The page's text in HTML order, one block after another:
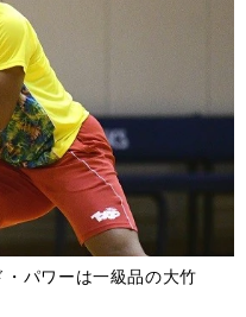
パワーは一級品の大竹